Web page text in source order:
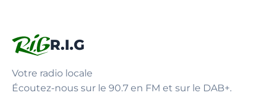
R.I.G
Votre radio locale
Écoutez-nous sur le 90.7 en FM et sur le DAB+.